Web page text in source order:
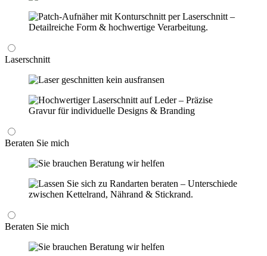
Laserschnitt
Beraten Sie mich
Beraten Sie mich